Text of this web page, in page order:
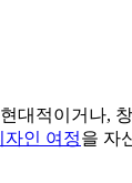
적이거나,
인 여정을 자